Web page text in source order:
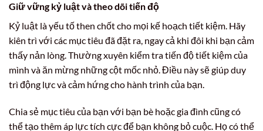
Giữ vững kỷ luật và theo dõi tiến độ
Kỷ luật là yếu tố then chốt cho mọi kế hoạch tiết kiệm. Hãy
kiên trì với các mục tiêu đã đặt ra, ngay cả khi đôi khi bạn cảm
thấy nản lòng. Thường xuyên kiểm tra tiến độ tiết kiệm của
mình và ăn mừng những cột mốc nhỏ. Điều này sẽ giúp duy
trì động lực và cảm hứng cho hành trình của bạn.
Chia sẻ mục tiêu của bạn với bạn bè hoặc gia đình cũng có
thể tạo thêm áp lực tích cực để bạn không bỏ cuộc. Họ có thể